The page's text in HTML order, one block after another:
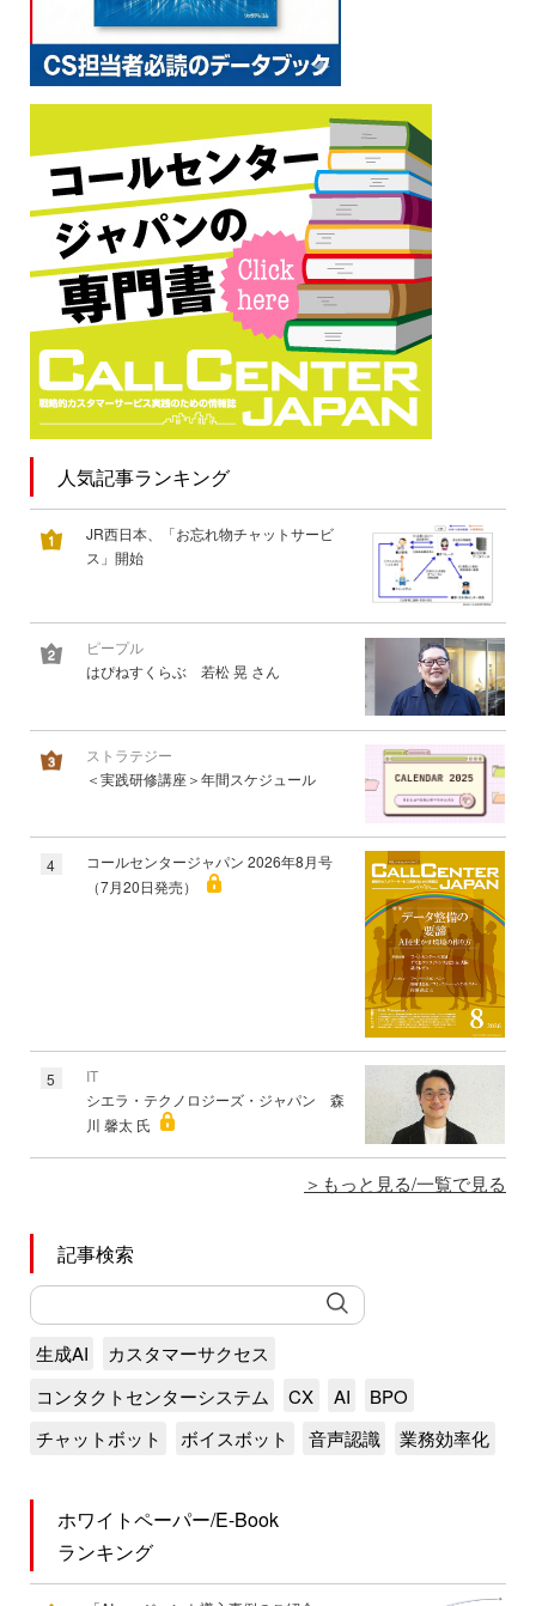
人気記事ランキング
JR西日本、「お忘れ物チャットサービ
ス」開始
ピープル
はぴねすくらぶ 若松 晃 さん
ストラテジー
＜実践研修講座＞年間スケジュール
4
コールセンタージャパン 2026年8月号
（7月20日発売）
5
IT
シエラ・テクノロジーズ・ジャパン 森
川 馨太 氏
もっと見る/一覧で見る
記事検索
生成AI
カスタマーサクセス
コンタクトセンターシステム
CX AI
BPO
チャットボット
ボイスボット 音声認識 業務効率化
ホワイトペーパー/E-Book
ランキング